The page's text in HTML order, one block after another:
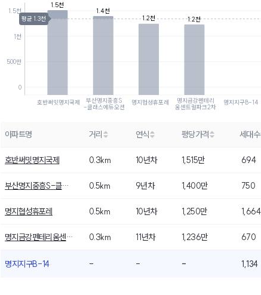
호반써밋명지국제
부산명지중흥S
-클래스에듀오션
명지협성휴포레
명지금강펜테리
움센트럴파크2차
명지지구B-14
0
500만
1천
1.5천
1.5천
1.4천
1.2천
1.2천
평균 1.3천
아파트명 거리 연식 평당가격 세대수
호반써밋명지국제 0.3km 10년차 1,515만 694
부산명지중흥S-클래스에듀오션 0.5km 9년차 1,400만 750
명지협성휴포레 0.5km 10년차 1,250만 1,664
명지금강펜테리움센트럴파크2차 0.3km 11년차 1,236만 670
명지지구B-14 - - - 1,134